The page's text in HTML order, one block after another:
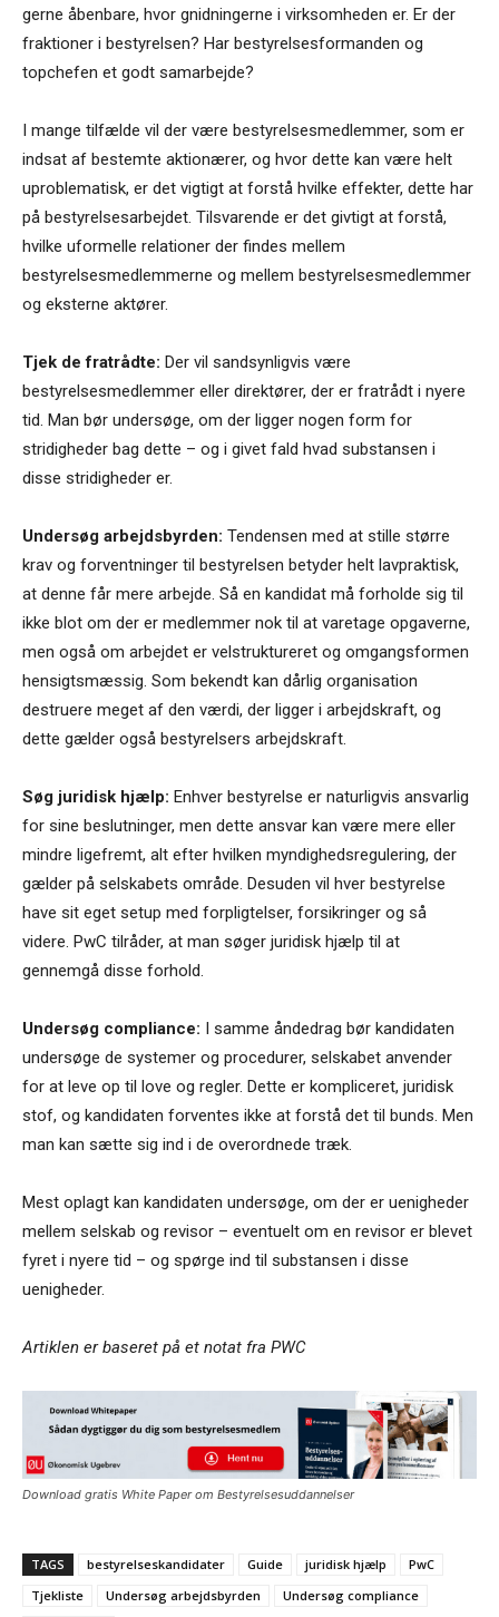
gerne åbenbare, hvor gnidningerne i virksomheden er. Er der
fraktioner i bestyrelsen? Har bestyrelsesformanden og
topchefen et godt samarbejde?
I mange tilfælde vil der være bestyrelsesmedlemmer, som er
indsat af bestemte aktionærer, og hvor dette kan være helt
uproblematisk, er det vigtigt at forstå hvilke effekter, dette har
på bestyrelsesarbejdet. Tilsvarende er det givtigt at forstå,
hvilke uformelle relationer der findes mellem
bestyrelsesmedlemmerne og mellem bestyrelsesmedlemmer
og eksterne aktører.
Tjek de fratrådte: Der vil sandsynligvis være
bestyrelsesmedlemmer eller direktører, der er fratrådt i nyere
tid. Man bør undersøge, om der ligger nogen form for
stridigheder bag dette – og i givet fald hvad substansen i
disse stridigheder er.
Undersøg arbejdsbyrden: Tendensen med at stille større
krav og forventninger til bestyrelsen betyder helt lavpraktisk,
at denne får mere arbejde. Så en kandidat må forholde sig til
ikke blot om der er medlemmer nok til at varetage opgaverne,
men også om arbejdet er velstruktureret og omgangsformen
hensigtsmæssig. Som bekendt kan dårlig organisation
destruere meget af den værdi, der ligger i arbejdskraft, og
dette gælder også bestyrelsers arbejdskraft.
Søg juridisk hjælp: Enhver bestyrelse er naturligvis ansvarlig
for sine beslutninger, men dette ansvar kan være mere eller
mindre ligefremt, alt efter hvilken myndighedsregulering, der
gælder på selskabets område. Desuden vil hver bestyrelse
have sit eget setup med forpligtelser, forsikringer og så
videre. PwC tilråder, at man søger juridisk hjælp til at
gennemgå disse forhold.
Undersøg compliance: I samme åndedrag bør kandidaten
undersøge de systemer og procedurer, selskabet anvender
for at leve op til love og regler. Dette er kompliceret, juridisk
stof, og kandidaten forventes ikke at forstå det til bunds. Men
man kan sætte sig ind i de overordnede træk.
Mest oplagt kan kandidaten undersøge, om der er uenigheder
mellem selskab og revisor – eventuelt om en revisor er blevet
fyret i nyere tid – og spørge ind til substansen i disse
uenigheder.
Artiklen er baseret på et notat fra PWC
Download gratis White Paper om Bestyrelsesuddannelser
TAGS bestyrelseskandidater Guide juridisk hjælp
PwC
Tjekliste
Undersøg arbejdsbyrden
Undersøg compliance